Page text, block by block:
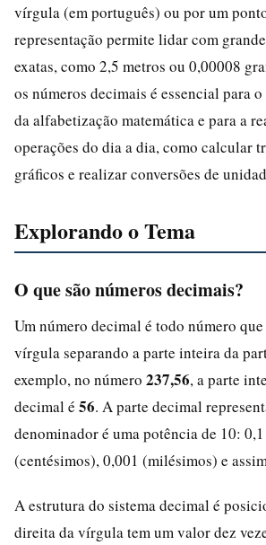
vírgula (em português) ou por um
representação permite lidar com
exatas, como 2,5 metros ou 0,00008
os números decimais é essencial para
da alfabetização matemática e para a
operações do dia a dia, como calcular
gráficos e realizar conversões de
Explorando o Tema
O que são números decimais?
Um número decimal é todo número
vírgula separando a parte inteira da
exemplo, no número 237,56, a parte
decimal é 56. A parte decimal
denominador é uma potência de 10:
(centésimos), 0,001 (milésimos) e
A estrutura do sistema decimal é
direita da vírgula tem um valor dez